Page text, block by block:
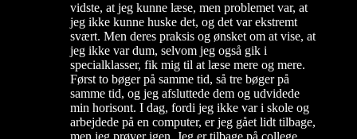
vidste, at jeg kunne læse, men problemet var, at
jeg ikke kunne huske det, og det var ekstremt
svært. Men deres praksis og ønsket om at vise, at
jeg ikke var dum, selvom jeg også gik i
specialklasser, fik mig til at læse mere og mere.
Først to bøger på samme tid, så tre bøger på
samme tid, og jeg afsluttede dem og udvidede
min horisont. I dag, fordi jeg ikke var i skole og
arbejdede på en computer, er jeg gået lidt tilbage,
men jeg prøver igen. Jeg er tilbage på college